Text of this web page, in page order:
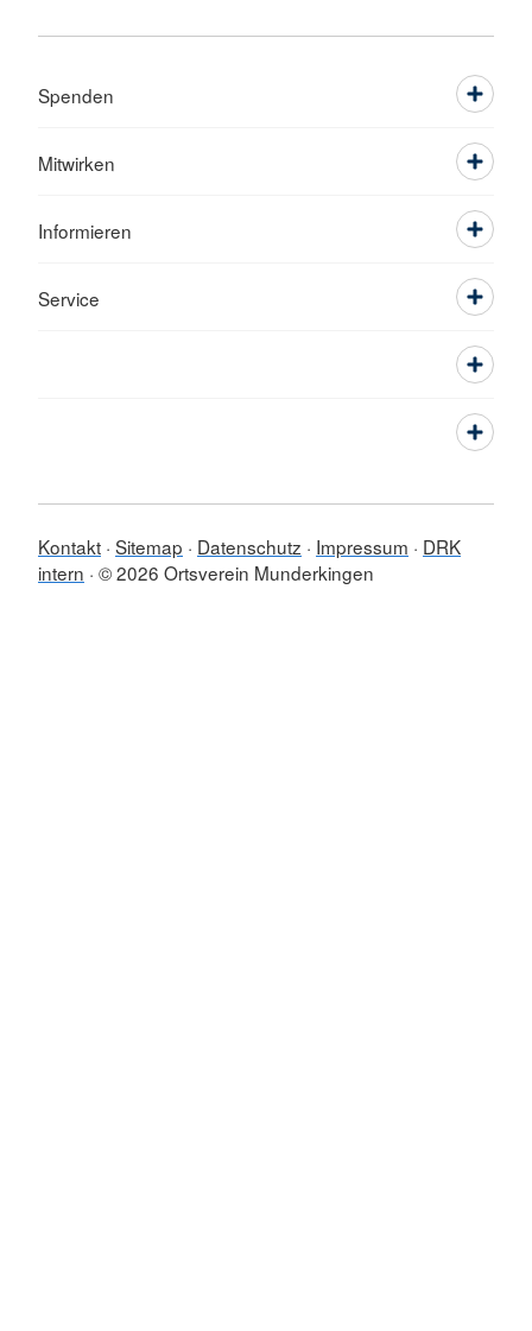
Spenden
Mitwirken
Informieren
Service
Kontakt Sitemap Datenschutz Impressum
DRK
intern © 2026 Ortsverein Munderkingen